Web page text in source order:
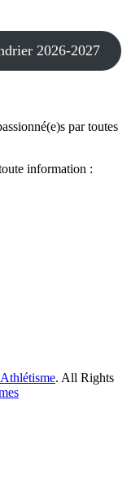
2026-2027
par toutes
infor­ma­tion :
. All Rights